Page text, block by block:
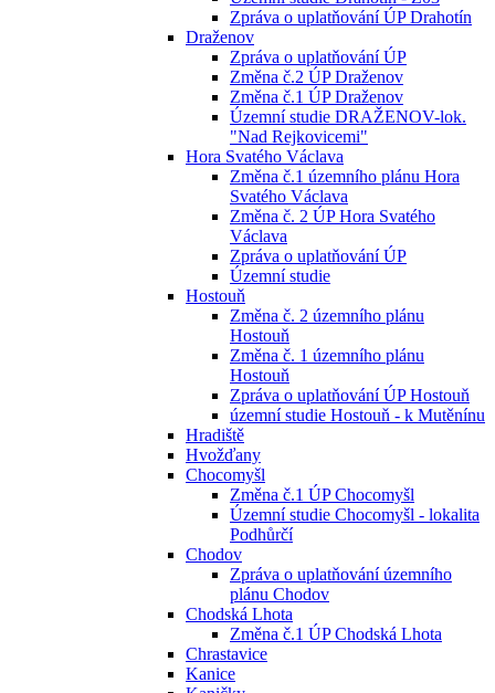
Zpráva o uplatňování ÚP Drahotín
Draženov
Zpráva o uplatňování ÚP
Změna č.2 ÚP Draženov
Změna č.1 ÚP Draženov
Územní studie DRAŽENOV-lok.
"Nad Rejkovicemi"
Hora Svatého Václava
Změna č.1 územního plánu Hora
Svatého Václava
Změna č. 2 ÚP Hora Svatého
Václava
Zpráva o uplatňování ÚP
Územní studie
Hostouň
Změna č. 2 územního plánu
Hostouň
Změna č. 1 územního plánu
Hostouň
Zpráva o uplatňování ÚP Hostouň
územní studie Hostouň - k Mutěnínu
Hradiště
Hvožďany
Chocomyšl
Změna č.1 ÚP Chocomyšl
Územní studie Chocomyšl - lokalita
Podhůrčí
Chodov
Zpráva o uplatňování územního
plánu Chodov
Chodská Lhota
Změna č.1 ÚP Chodská Lhota
Chrastavice
Kanice